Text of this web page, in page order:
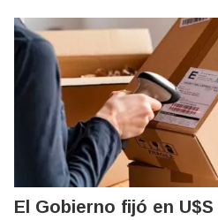
El Gobierno fijó en